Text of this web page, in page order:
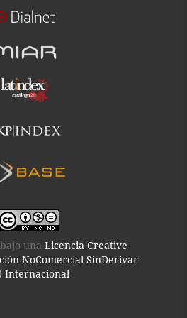
una Licencia Creative
NoComercial-SinDerivar
Internacional